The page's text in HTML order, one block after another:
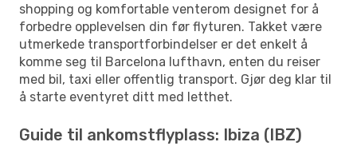
shopping og komfortable venterom designet for å
forbedre opplevelsen din før flyturen. Takket være
utmerkede transportforbindelser er det enkelt å
komme seg til Barcelona lufthavn, enten du reiser
med bil, taxi eller offentlig transport. Gjør deg klar til
å starte eventyret ditt med letthet.
Guide til ankomstflyplass: Ibiza (IBZ)